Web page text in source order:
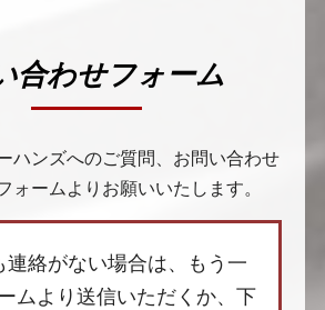
合わせフォーム
ハンズへのご質問、お問い合わせ
ォームよりお願いいたします。
連絡がない場合は、もう一
ムより送信いただくか、下